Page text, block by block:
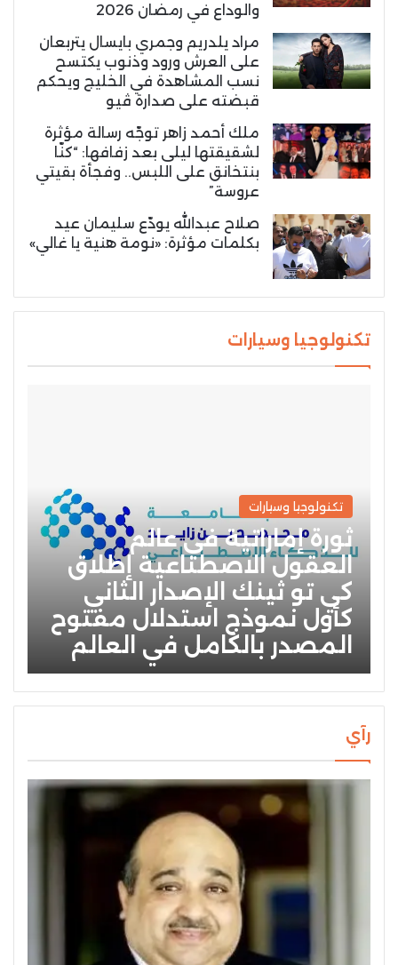
والوداع في رمضان 2026
مراد يلدريم وجمري بايسال يتربعان
على العرش ورود وذنوب يكتسح
نسب المشاهدة في الخليج ويحكم
قبضته على صدارة ڤيو
ملك أحمد زاهر توجّه رسالة مؤثرة
لشقيقتها ليلى بعد زفافها: “كنّا
بنتخانق على اللبس.. وفجأة بقيتي
عروسة”
صلاح عبدالله يودّع سليمان عيد
بكلمات مؤثرة: «نومة هنية يا غالي»
تكنولوجيا وسيارات
تكنولوجيا وسيارات
ثورة إماراتية في عالم
العقول الاصطناعية إطلاق
كي تو ثينك الإصدار الثاني
كأول نموذج استدلال مفتوح
المصدر بالكامل في العالم
رآي